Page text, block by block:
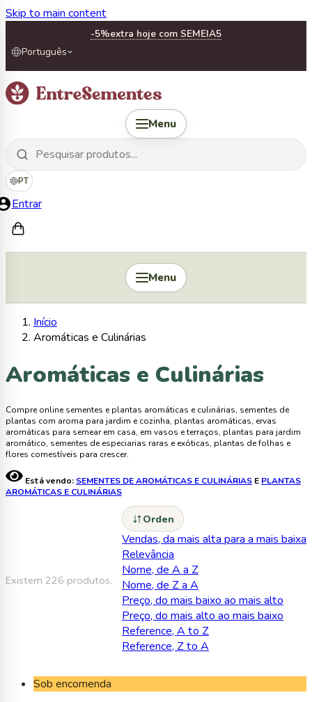
Skip to main content
-5%extra hoje com SEMEIA5
Português
Menu
PT
Entrar
Menu
Início
Aromáticas e Culinárias
Aromáticas e Culinárias
Compre online sementes e plantas aromáticas e culinárias, sementes de
plantas com aroma para jardim e cozinha, plantas aromáticas, ervas
aromáticas para semear em casa, em vasos e terraços, plantas para jardim
aromático, sementes de especiarias raras e exóticas, plantas de folhas e
flores comestíveis para crescer.
Está vendo: SEMENTES DE AROMÁTICAS E CULINÁRIAS E PLANTAS
AROMÁTICAS E CULINÁRIAS
Existem 226 produtos.
Orden
Vendas, da mais alta para a mais baixa
Relevância
Nome, de A a Z
Nome, de Z a A
Preço, do mais baixo ao mais alto
Preço, do mais alto ao mais baixo
Reference, A to Z
Reference, Z to A
Sob encomenda